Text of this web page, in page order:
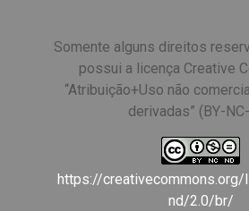
Somente alguns direitos
possui a licença Creative
“Atribuição+Uso não
derivadas” (BY-
https://
nd/2.0/br/